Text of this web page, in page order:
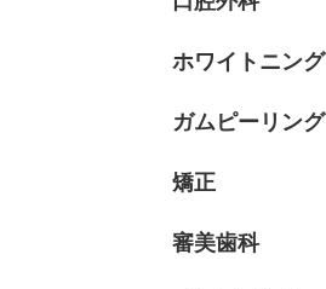
ホワイトニング
ガムピーリング
矯正
審美歯科